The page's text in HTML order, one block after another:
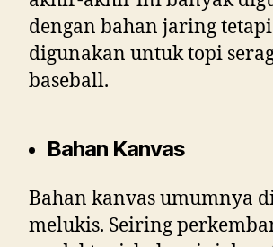
dengan bahan jaring
digunakan untuk topi
baseball.
Bahan Kanvas
Bahan kanvas umumnya
melukis. Seiring